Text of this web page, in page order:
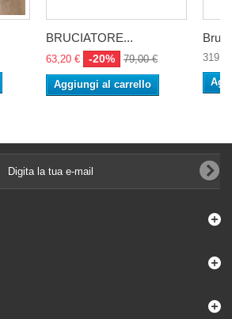
BRUCIATORE...
63,20 € -20% 79,00 €
Aggiungi al carrello